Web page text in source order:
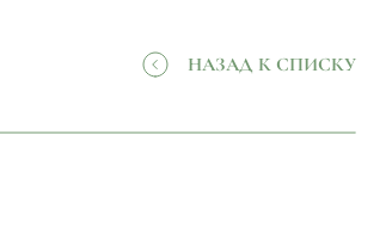
НАЗАД К СПИСКУ